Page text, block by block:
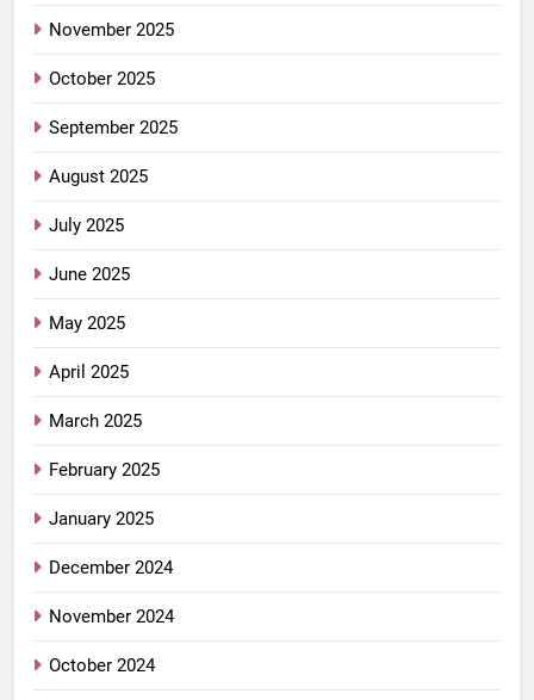
November 2025
October 2025
September 2025
August 2025
July 2025
June 2025
May 2025
April 2025
March 2025
February 2025
January 2025
December 2024
November 2024
October 2024